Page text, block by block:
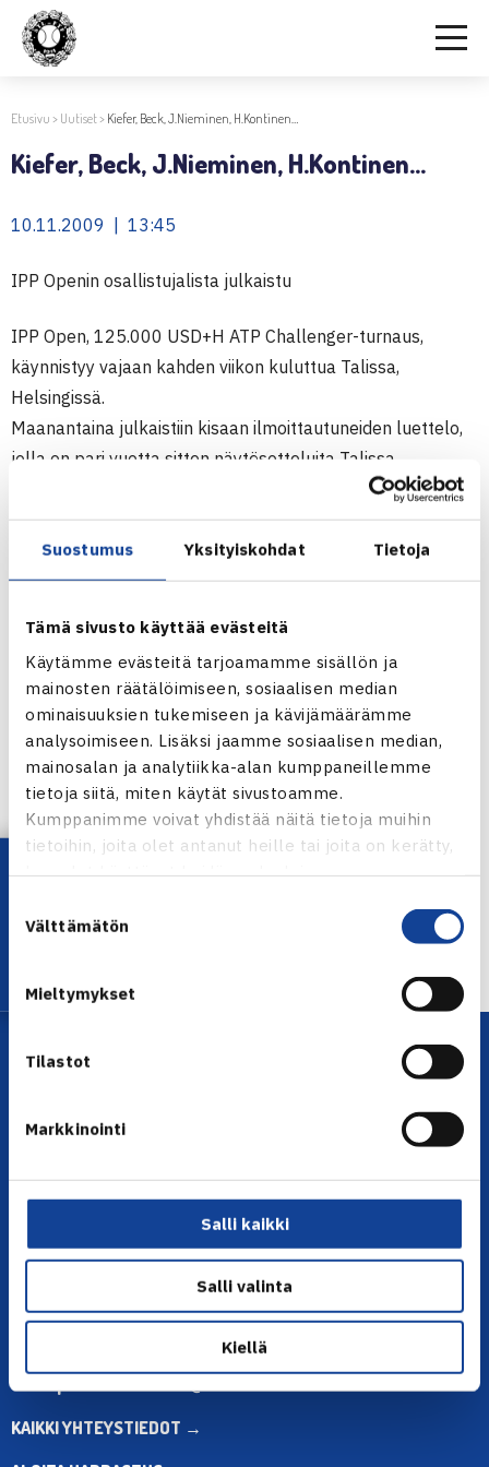
Suostumus Yksityiskohdat Tietoja
Tämä sivusto käyttää evästeitä
Käytämme evästeitä tarjoamamme sisällön ja
mainosten räätälöimiseen, sosiaalisen median
ominaisuuksien tukemiseen ja kävijämäärämme
analysoimiseen. Lisäksi jaamme sosiaalisen median,
mainosalan ja analytiikka-alan kumppaneillemme
tietoja siitä, miten käytät sivustoamme.
Kumppanimme voivat yhdistää näitä tietoja muihin
tietoihin, joita olet antanut heille tai joita on kerätty,
kun olet käyttänyt heidän palvelujaan.
valinta
Välttämätön
Mieltymykset
Tilastot
Markkinointi
Salli kaikki
Salli valinta
Kiellä
Etusivu > Uutiset> Kiefer, Beck, J.Nieminen, H.Kontinen…
Kiefer, Beck, J.Nieminen, H.Kontinen…
10.11.2009 | 13:45
IPP Openin osallistujalista julkaistu
IPP Open, 125.000 USD+H ATP Challenger-turnaus,
käynnistyy vajaan kahden viikon kuluttua Talissa,
Helsingissä.
Maanantaina julkaistiin kisaan ilmoittautuneiden luettelo,
jolla on pari vuotta sitten näytösotteluita Talissa
pelaamassa käynyt saksalainen Nicolas Kiefer.
Ilmoittautuneiden kärkinimi on Slovakian Karol Beck
(ATP 78), joka on nostanut vuodessa tasoitustaan 90 sijaa.
Jarkko Niemisenlisäksi suomalaisista kilpailun
järjestäjät ovat antaneet villin kortin.
Koko ilmoittaneiden luettelo, kuten muukin kisainfo, on
luettavissa kisan verkkosivuilta.
IPP Open
Jaa:
← Edellinen
Lataa OmaTennis!
Olympiastadion, Paavo Nurmen tie 1, 00250 Helsinki
Toimiston puhelinajat:
ma-pe klo 10.00-12.00
Muina aikoina olkaa yhteydessä
sähköpostitse: toimisto@tennis.fi
KAIKKI YHTEYSTIEDOT →